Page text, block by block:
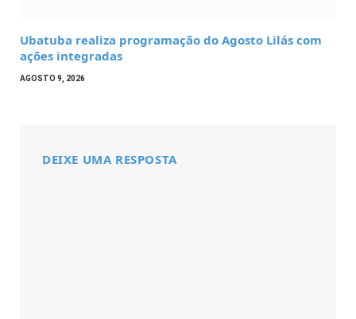
Ubatuba realiza programação do Agosto Lilás com
ações integradas
AGOSTO 9, 2026
DEIXE UMA RESPOSTA